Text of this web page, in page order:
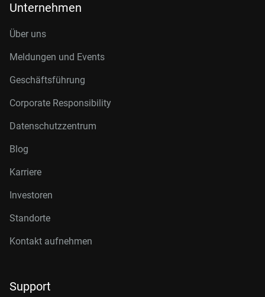
Unternehmen
Über uns
Meldungen und Events
Geschäftsführung
Corporate Responsibility
Datenschutzzentrum
Blog
Karriere
Investoren
Standorte
Kontakt aufnehmen
Support